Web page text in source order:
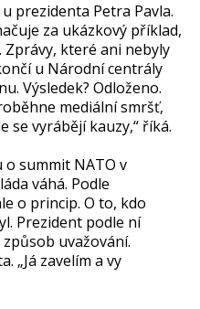
prezidenta Petra Pavla.
za ukázkový příklad,
Zprávy, které ani nebyly
u Národní centrály
Výsledek? Odloženo.
mediální smršť,
se vyrábějí kauzy,“ říká.
summit NATO v
váhá. Podle
o princip. O to, kdo
Prezident podle ní
uvažování.
„Já zavelím a vy